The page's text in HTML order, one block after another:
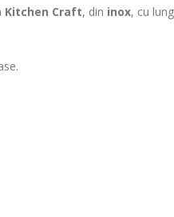
Kitchen Craft, din inox, cu